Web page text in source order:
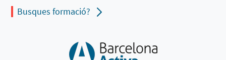
Busques formació?